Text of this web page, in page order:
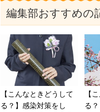
編集部おすすめの
【こんなときどうして
る？】感染対策をし
【
る